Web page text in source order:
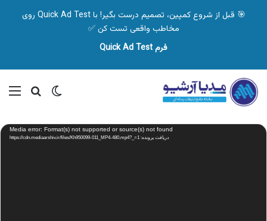
🎯 قبل از شروع کمپین، تصمیم درست بگیر! با Quick Ad Test روی
مخاطب واقعی تست کن ✅
فرم Quick Ad Test
تغییر پوسته
نمایشگر
ویدیو Media error: Format(s) not supported or source(s) not found
دریافت پرونده: https://cdn.mediaarshiv.ir/files/Kh950099-011_MP4-480.mp4?_=1